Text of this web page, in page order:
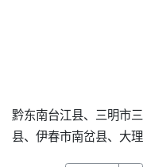
黔东南台江县、三明市
县、伊春市南岔县、大